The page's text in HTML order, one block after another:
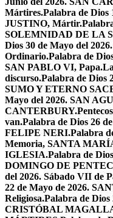
Mártires.Palabra de Dios
JUSTINO, Mártir.
SOLEMNIDAD DE LA
Dios 30 de Mayo del
Ordinario.Palabra de
SAN PABLO VI, Papa.
discurso.Palabra de Dios
SUMO Y ETERNO
Mayo del 2026. SAN
CANTERBURY.
van.Palabra de Dios 26
FELIPE NERI.Palabra
Memoria, SANTA
IGLESIA.Palabra de
DOMINGO DE
del 2026. Sábado VII de
22 de Mayo de 2026.
Religiosa.Palabra de Dios
CRISTÓBAL